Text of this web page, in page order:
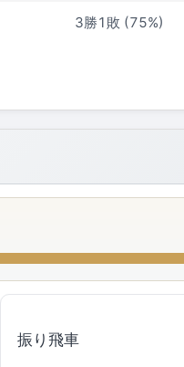
3勝1敗 (75%)
振り飛車